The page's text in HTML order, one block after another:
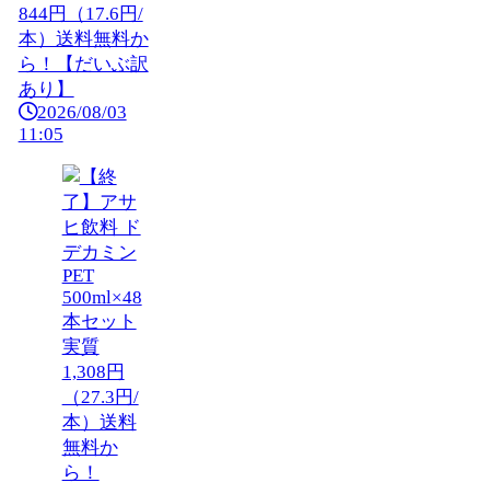
844円（17.6円/
本）送料無料か
ら！【だいぶ訳
あり】
2026/08/03
11:05